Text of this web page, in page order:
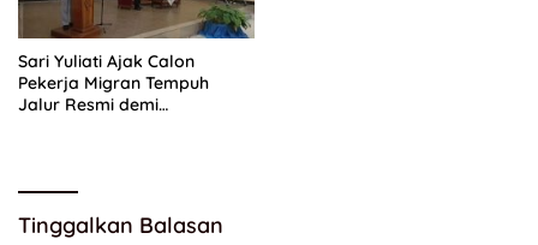
Sari Yuliati Ajak Calon
Pekerja Migran Tempuh
Jalur Resmi demi
Tinggalkan Balasan